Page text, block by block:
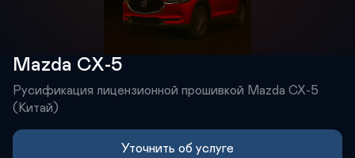
Mazda CX-5
Русификация лицензионной прошивкой Mazda CX-5
(Китай)
Уточнить об услуге